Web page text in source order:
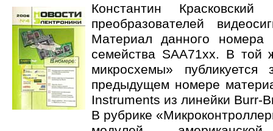
Константин Красковский
преобразователей
Материал данного номера
семейства SAA71хх. В той
микросхемы»
предыдущем номере
Instruments из линейки Burr-
В рубрике